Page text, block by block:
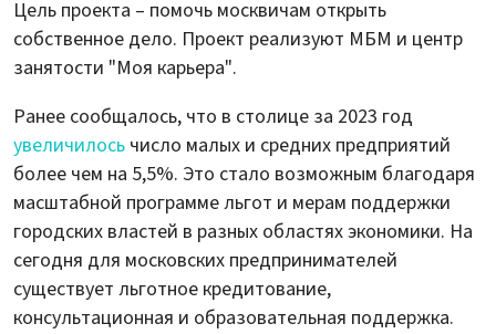
Цель проекта – помочь москвичам открыть
собственное дело. Проект реализуют МБМ и центр
занятости "Моя карьера".
Ранее сообщалось, что в столице за 2023 год
увеличилось число малых и средних предприятий
более чем на 5,5%. Это стало возможным благодаря
масштабной программе льгот и мерам поддержки
городских властей в разных областях экономики. На
сегодня для московских предпринимателей
существует льготное кредитование,
консультационная и образовательная поддержка.